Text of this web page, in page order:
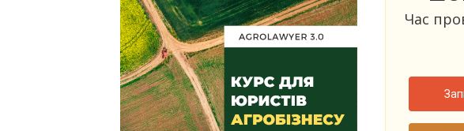
Час